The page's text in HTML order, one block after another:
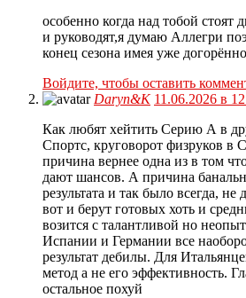
особенно когда над тобой стоят
и руководят,я думаю Аллегри
конец сезона имея уже
Войдите, чтобы оставить
Daryn&K 11.06.2026 в
Как любят хейтить Серию А в
Спортс, круговорот физруков в
причина вернее одна из в том
дают шансов. А причина
результата и так было всегда,
вот и берут готовых хоть и
возится с талантливой но
Испании и Германии все
результат дебилы. Для
метод а не его эффективность.
остальное похуй